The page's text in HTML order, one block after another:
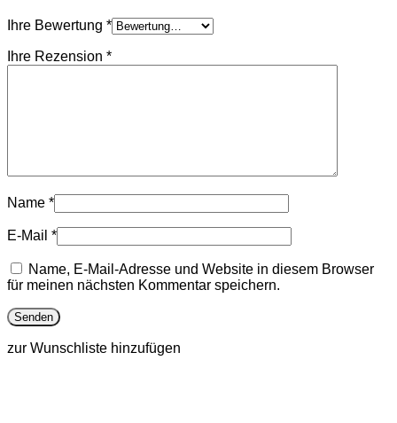
Ihre Bewertung *
Ihre Rezension *
Name *
E-Mail *
Name, E-Mail-Adresse und Website in diesem Browser
für meinen nächsten Kommentar speichern.
zur Wunschliste hinzufügen